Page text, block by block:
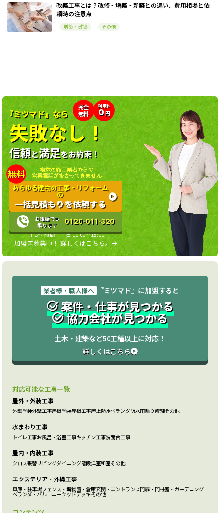
改築工事とは？改修・増築・新築との違い、費用相場と依
頼時の注意点
増築・改築 その他
完全
無料
利用料
0円
『ミツマド』なら
失敗なし！
信頼と満足をお約束！
無料
複数の施工業者からの
営業電話が掛かってきません
あらゆる建物の工事・リフォーム
の
一括見積もりを依頼する
お電話でも
承ります
0120-011-320
［受付時間］平日 10:00〜18:00
加盟店募集中！ 詳しくはこちら。
業者様・職人様へ 『ミツマド』に加盟すると
案件・仕事が見つかる
協力会社が見つかる
土木・建築など50工種以上に対応！
詳しくはこちら
対応可能な工事一覧
屋外・外装工事
外壁塗装外壁工事屋根塗装屋根工事屋上防水ベランダ防水雨漏り修理その他
水まわり工事
トイレ工事お風呂・浴室工事キッチン工事洗面台工事
屋内・内装工事
クロス張替リビングダイニング階段洋室和室その他
エクステリア・外構工事
車庫・駐車場フェンス・塀物置・倉庫玄関・エントランス門扉・門柱庭・ガーデニング
ベランダ・バルコニーウッドデッキその他